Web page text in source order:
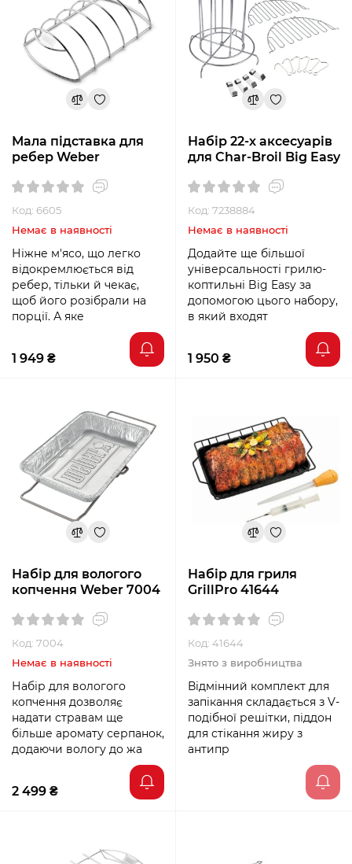
Мала підставка для
ребер Weber
Код: 6605
Немає в наявності
Ніжне м'ясо, що легко
відокремлюється від
ребер, тільки й чекає,
щоб його розібрали на
порції. А яке
1 949 ₴
Набір 22-х аксесуарів
для Char-Broil Bіg Easy
Код: 7238884
Немає в наявності
Додайте ще більшої
універсальності грилю-
коптильні Big Easy за
допомогою цього набору,
в який входят
1 950 ₴
Набір для вологого
копчення Weber 7004
Код: 7004
Немає в наявності
Набір для вологого
копчення дозволяє
надати стравам ще
більше аромату серпанок,
додаючи вологу до жа
2 499 ₴
Набір для гриля
GrillPro 41644
Код: 41644
Знято з виробництва
Відмінний комплект для
запікання складається з V-
подібної решітки, піддон
для стікання жиру з
антипр